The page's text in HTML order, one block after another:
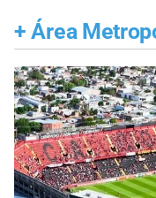
+ Área